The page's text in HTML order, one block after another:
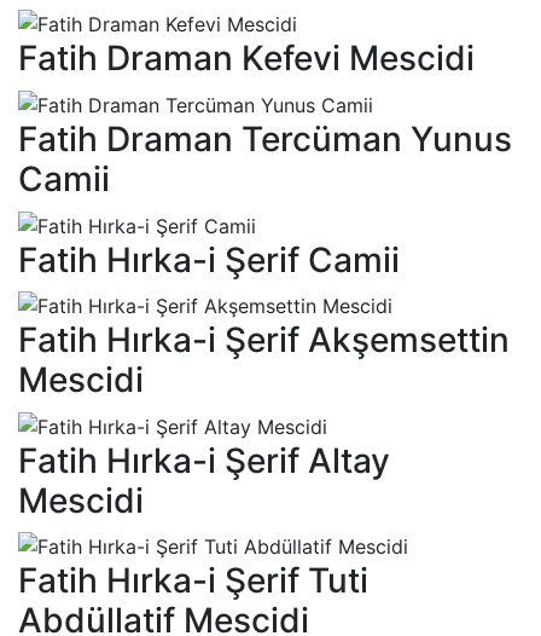
Fatih Draman Kefevi Mescidi
Fatih Draman Tercüman Yunus
Camii
Fatih Hırka-i Şerif Camii
Fatih Hırka-i Şerif Akşemsettin
Mescidi
Fatih Hırka-i Şerif Altay
Mescidi
Fatih Hırka-i Şerif Tuti
Abdüllatif Mescidi